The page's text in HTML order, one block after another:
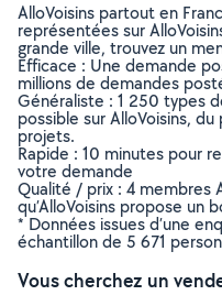
AlloVoisins partout en
représentées sur
grande ville, trouvez un
Efficace : Une demande
millions de demandes
Généraliste : 1 250 types
possible sur AlloVoisins,
projets.
Rapide : 10 minutes pour
votre demande
Qualité / prix : 4 membres
qu’AlloVoisins propose un
* Données issues d’une
échantillon de 5 671
Vous cherchez un